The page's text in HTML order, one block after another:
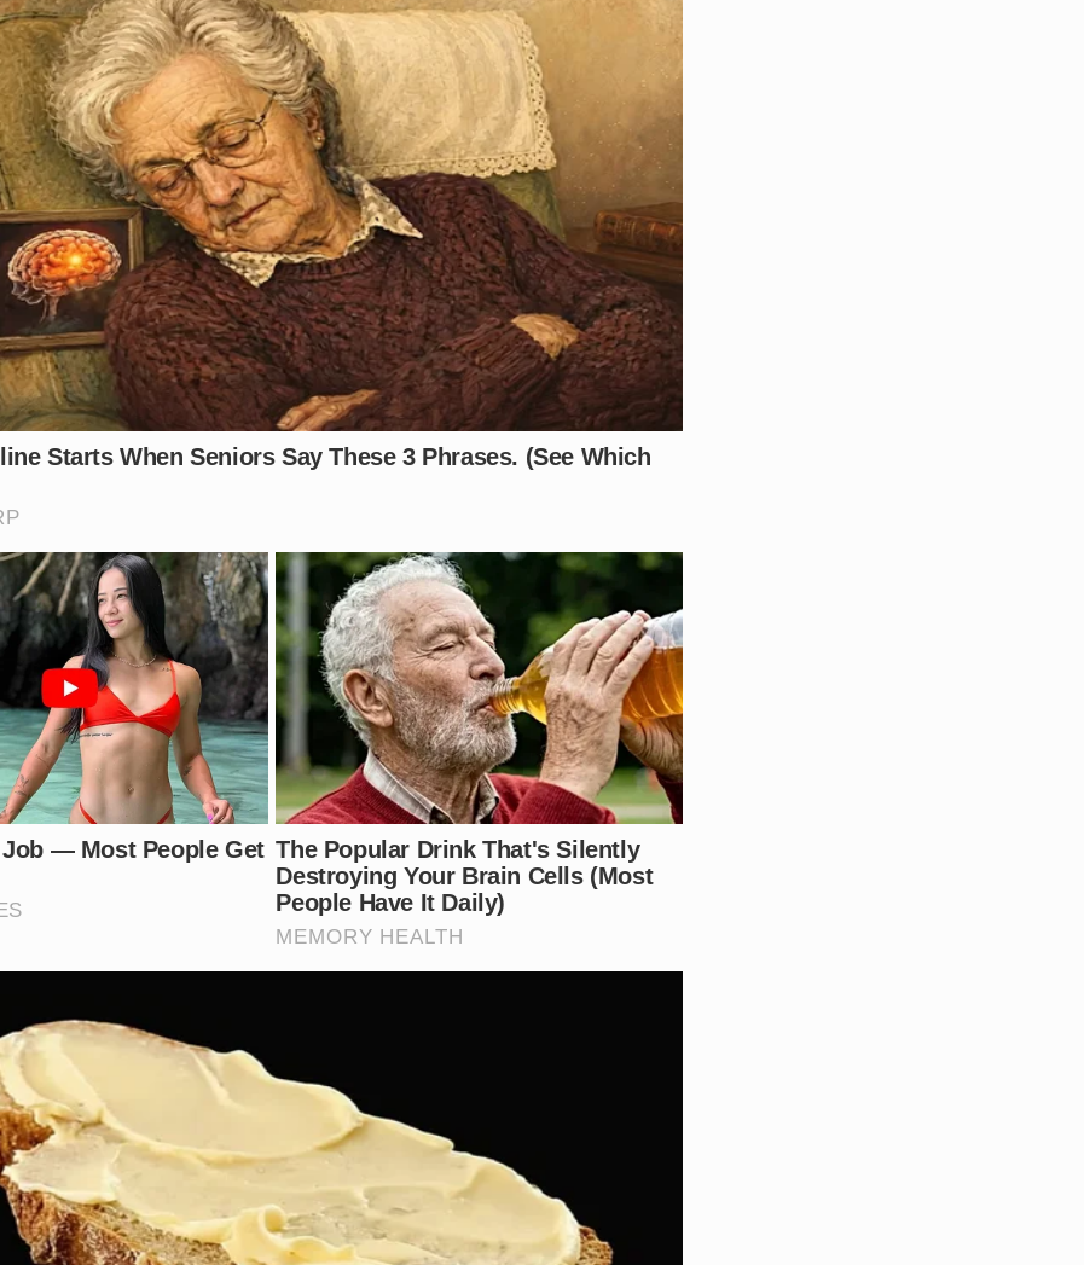
ele permanece foragido. ADelegacia Especializada em Homicídios e Sequestros
das investigações e está analisando as imagens das câmeras de monitoramento para
e entender todos os detalhes que levaram ao crime fatal.
e os trabalhadores de serviços gerais deManausestão profundamente abalados
querido e respeitado. A polícia reforça o pedido para que qualquer pista sobre a
Henrique Nobre Klemseja repassada imediatamente através dos canais de denúncia,
para que a justiça seja feita o mais rápido possível.
na segurança deste condomínio para que um morador com histórico violento
comentário.